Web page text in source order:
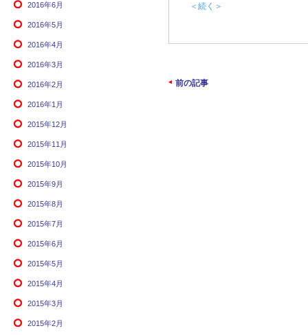
＜続く＞
前の記事
2016年6月
2016年5月
2016年4月
2016年3月
2016年2月
2016年1月
2015年12月
2015年11月
2015年10月
2015年9月
2015年8月
2015年7月
2015年6月
2015年5月
2015年4月
2015年3月
2015年2月